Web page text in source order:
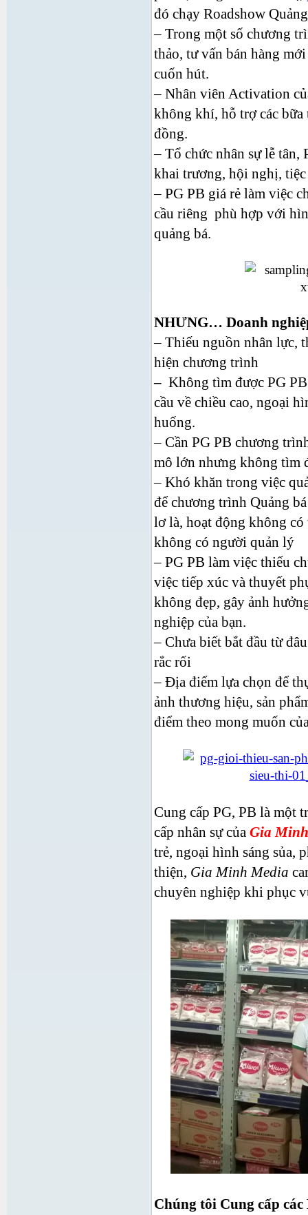
đó chạy Roadshow
– Trong một số chương
thảo, tư vấn bán hàng
cuốn hút.
– Nhân viên Activation
không khí, hỗ trợ các
đồng.
– Tổ chức nhân sự lễ tân,
khai trương, hội nghị,
– PG PB giá rẻ làm việc
cầu riêng phù hợp với
quảng bá.
NHƯNG… Doanh
– Thiếu nguồn nhân lực,
hiện chương trình
– Không tìm được PG
cầu về chiều cao, ngoại
huống.
– Cần PG PB chương
mô lớn nhưng không tìm
– Khó khăn trong việc
để chương trình Quảng
lơ là, hoạt động không
không có người quản lý
– PG PB làm việc thiếu
việc tiếp xúc và thuyết
không đẹp, gây ảnh
nghiệp của bạn.
– Chưa biết bắt đầu từ
rắc rối
– Địa điểm lựa chọn để
ảnh thương hiệu, sản
điểm theo mong muốn
Cung cấp PG, PB là một
cấp nhân sự của Gia
trẻ, ngoại hình sáng sủa,
thiện, Gia Minh Media
chuyên nghiệp khi phục
Chúng tôi Cung cấp